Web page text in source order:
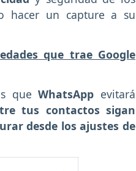
hacer un capture a su
que trae Google
queWhatsApp evitará
tus contactos sigan
desde los ajustes de